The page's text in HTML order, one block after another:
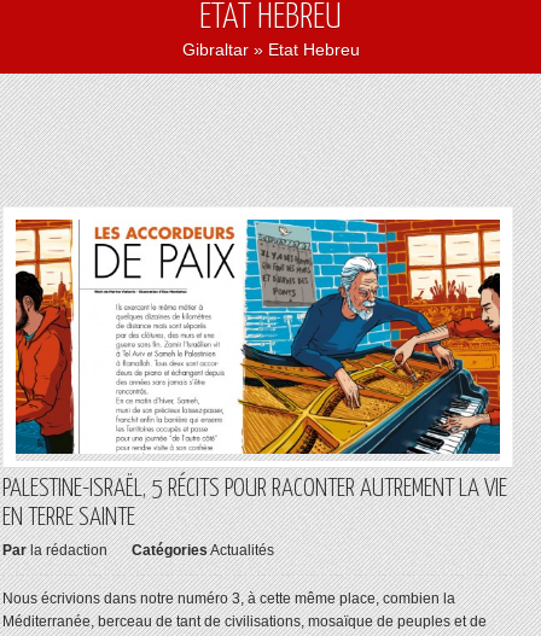
ETAT HEBREU
Gibraltar» Etat Hebreu
PALESTINE-ISRAËL, 5 RÉCITS POUR RACONTER AUTREMENT LA VIE
EN TERRE SAINTE
Par la rédaction CatégoriesActualités
Nous écrivions dans notre numéro 3, à cette même place, combien la
Méditerranée, berceau de tant de civilisations, mosaïque de peuples et de